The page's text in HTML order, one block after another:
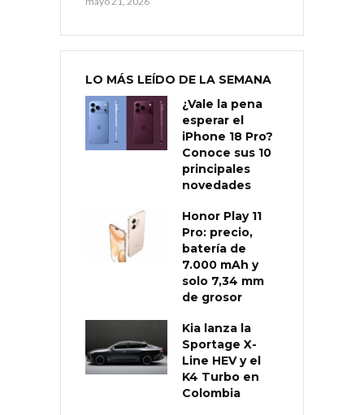
LO MÁS LEÍDO DE LA SEMANA
¿Vale la pena
esperar el
iPhone 18 Pro?
Conoce sus 10
principales
novedades
Honor Play 11
Pro: precio,
batería de
7.000 mAh y
solo 7,34 mm
de grosor
Kia lanza la
Sportage X-
Line HEV y el
K4 Turbo en
Colombia